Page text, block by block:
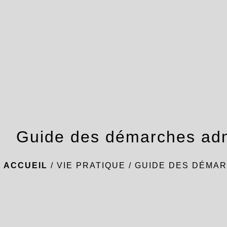
Guide des démarches
ACCUEIL / VIE PRATIQUE / GUIDE DES